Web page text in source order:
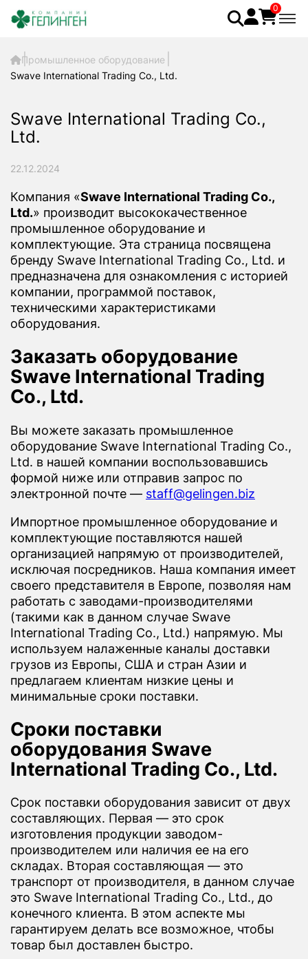
0
Промышленное оборудование
Swave International Trading Co., Ltd.
Swave International Trading Co.,
Ltd.
22.12.2024
Компания «Swave International Trading Co.,
Ltd.» производит высококачественное
промышленное оборудование и
комплектующие. Эта страница посвящена
бренду Swave International Trading Co., Ltd. и
предназначена для ознакомления с историей
компании, программой поставок,
техническими характеристиками
оборудования.
Заказать оборудование
Swave International Trading
Co., Ltd.
Вы можете заказать промышленное
оборудование Swave International Trading Co.,
Ltd. в нашей компании воспользовавшись
формой ниже или отправив запрос по
электронной почте — staff@gelingen.biz
Импортное промышленное оборудование и
комплектующие поставляются нашей
организацией напрямую от производителей,
исключая посредников. Наша компания имеет
своего представителя в Европе, позволяя нам
работать с заводами-производителями
(такими как в данном случае Swave
International Trading Co., Ltd.) напрямую. Мы
используем налаженные каналы доставки
грузов из Европы, США и стран Азии и
предлагаем клиентам низкие цены и
минимальные сроки поставки.
Сроки поставки
оборудования Swave
International Trading Co., Ltd.
Срок поставки оборудования зависит от двух
составляющих. Первая — это срок
изготовления продукции заводом-
производителем или наличия ее на его
складах. Вторая составляющая — это
транспорт от производителя, в данном случае
это Swave International Trading Co., Ltd., до
конечного клиента. В этом аспекте мы
гарантируем делать все возможное, чтобы
товар был доставлен быстро.